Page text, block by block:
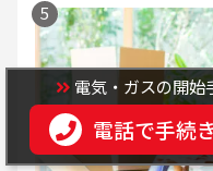
電気・ガスの開
電話で手続き